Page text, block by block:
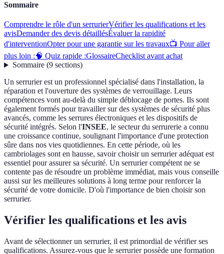
Sommaire
Comprendre le rôle d'un serrurierVérifier les qualifications et les
avisDemander des devis détaillésÉvaluer la rapidité
d'interventionOpter pour une garantie sur les travaux📺 Pour aller
plus loin :🧠 Quiz rapide :GlossaireChecklist avant achat
Sommaire(9 sections)
Un serrurier est un professionnel spécialisé dans l'installation, la
réparation et l'ouverture des systèmes de verrouillage. Leurs
compétences vont au-delà du simple déblocage de portes. Ils sont
également formés pour travailler sur des systèmes de sécurité plus
avancés, comme les serrures électroniques et les dispositifs de
sécurité intégrés. Selon l'INSEE, le secteur du serrurerie a connu
une croissance continue, soulignant l'importance d'une protection
sûre dans nos vies quotidiennes. En cette période, où les
cambriolages sont en hausse, savoir choisir un serrurier adéquat est
essentiel pour assurer sa sécurité. Un serrurier compétent ne se
contente pas de résoudre un problème immédiat, mais vous conseille
aussi sur les meilleures solutions à long terme pour renforcer la
sécurité de votre domicile. D'où l'importance de bien choisir son
serrurier.
Vérifier les qualifications et les avis
Avant de sélectionner un serrurier, il est primordial de vérifier ses
qualifications. Assurez-vous que le serrurier possède une formation